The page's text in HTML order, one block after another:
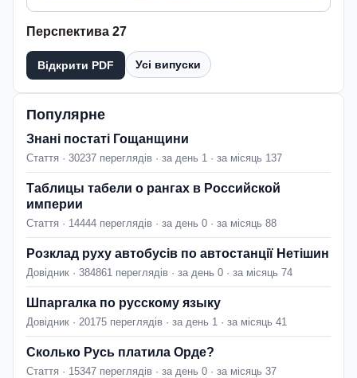
Перспектива 27
Відкрити PDF Усі випуски
Популярне
Знані постаті Гощанщини
Стаття · 30237 переглядів · за день 1 · за місяць 137
Таблицы табели о рангах в Российской
империи
Стаття · 14444 переглядів · за день 0 · за місяць 88
Розклад руху автобусів по автостанції Нетішин
Довідник · 384861 переглядів · за день 0 · за місяць 74
Шпаргалка по русскому языку
Довідник · 20175 переглядів · за день 1 · за місяць 41
Сколько Русь платила Орде?
Стаття · 15347 переглядів · за день 0 · за місяць 37